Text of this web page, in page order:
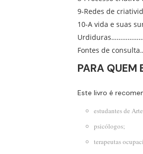
9-Redes de
10-A vida e suas
Fontes de
PARA QUEM
Este livro é
estudantes de
psicólogos;
terapeutas